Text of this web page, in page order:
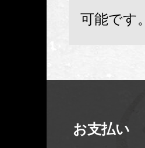
可能です。
お支払い